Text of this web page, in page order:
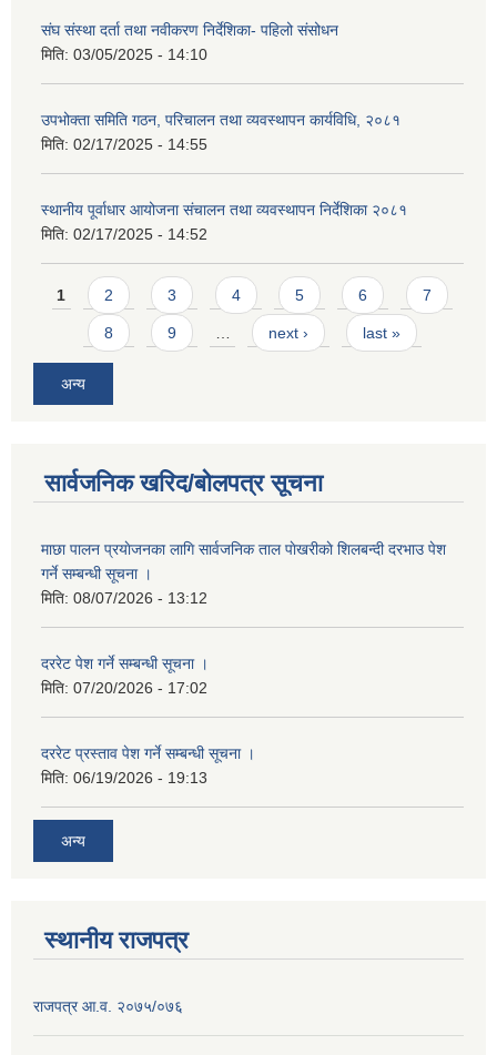
संघ संस्था दर्ता तथा नवीकरण निर्देशिका- पहिलो संसोधन
मिति: 03/05/2025 - 14:10
उपभोक्ता समिति गठन, परिचालन तथा व्यवस्थापन कार्यविधि, २०८१
मिति: 02/17/2025 - 14:55
स्थानीय पूर्वाधार आयोजना संचालन तथा व्यवस्थापन निर्देशिका २०८१
मिति: 02/17/2025 - 14:52
Pages
1 2 3 4 5 6 7
8 9 next › last »
अन्य
सार्वजनिक खरिद/बोलपत्र सूचना
माछा पालन प्रयाेजनका लागि सार्वजनिक ताल पाेखरीकाे शिलबन्दी दरभाउ पेश
गर्ने सम्बन्धी सूचना ।
मिति: 08/07/2026 - 13:12
दररेट पेश गर्ने सम्बन्धी सूचना ।
मिति: 07/20/2026 - 17:02
दररेट प्रस्ताव पेश गर्ने सम्बन्धी सूचना ।
मिति: 06/19/2026 - 19:13
अन्य
स्थानीय राजपत्र
राजपत्र आ.व. २०७५/०७६